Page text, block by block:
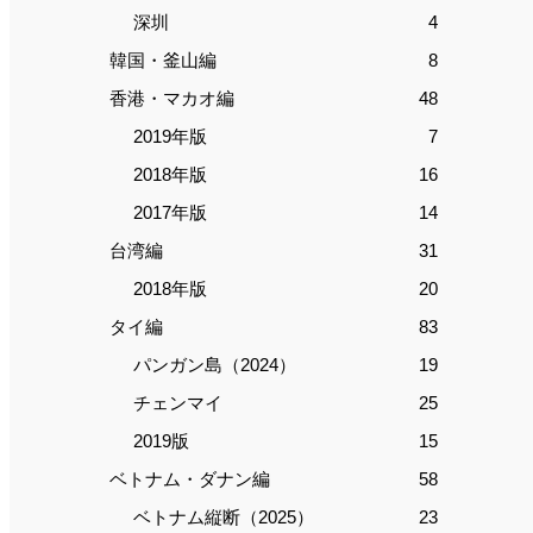
深圳
4
韓国・釜山編
8
香港・マカオ編
48
2019年版
7
2018年版
16
2017年版
14
台湾編
31
2018年版
20
タイ編
83
パンガン島（2024）
19
チェンマイ
25
2019版
15
ベトナム・ダナン編
58
ベトナム縦断（2025）
23